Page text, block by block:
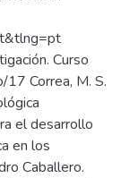
Curso
Correa, M. S.
el desarrollo
en los
Caballero.